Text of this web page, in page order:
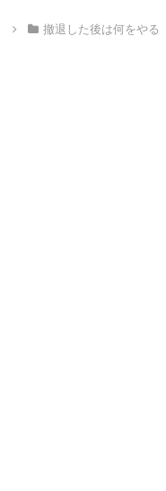
撤退した後は何をやる